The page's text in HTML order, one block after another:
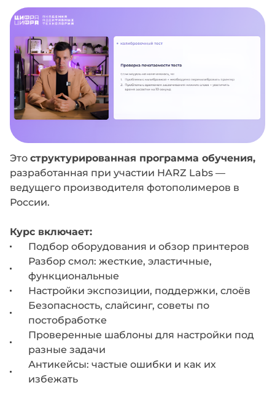
Этоструктурированная программа обучения,
разработанная при участии HARZ Labs —
ведущего производителя фотополимеров в
России.
Курс включает:
Подбор оборудования и обзор принтеров
Разбор смол: жесткие, эластичные,
функциональные
Настройки экспозиции, поддержки, слоёв
Безопасность, слайсинг, советы по
постобработке
Проверенные шаблоны для настройки под
разные задачи
Антикейсы: частые ошибки и как их
избежать